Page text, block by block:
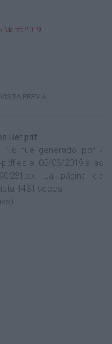
Marzo 2019
VISTA PREVIA
Bet.pdf
1.6 fue generado por /
el 05/03/2019 a las
La página de
1431 veces.